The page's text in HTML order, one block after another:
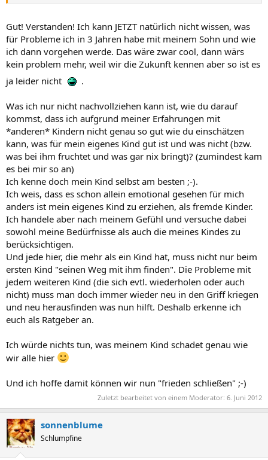
Gut! Verstanden! Ich kann JETZT natürlich nicht wissen, was
für Probleme ich in 3 Jahren habe mit meinem Sohn und wie
ich dann vorgehen werde. Das wäre zwar cool, dann wärs
kein problem mehr, weil wir die Zukunft kennen aber so ist es
ja leider nicht
.
Was ich nur nicht nachvollziehen kann ist, wie du darauf
kommst, dass ich aufgrund meiner Erfahrungen mit
*anderen* Kindern nicht genau so gut wie du einschätzen
kann, was für mein eigenes Kind gut ist und was nicht (bzw.
was bei ihm fruchtet und was gar nix bringt)? (zumindest kam
es bei mir so an)
Ich kenne doch mein Kind selbst am besten ;-).
Ich weis, dass es schon allein emotional gesehen für mich
anders ist mein eigenes Kind zu erziehen, als fremde Kinder.
Ich handele aber nach meinem Gefühl und versuche dabei
sowohl meine Bedürfnisse als auch die meines Kindes zu
berücksichtigen.
Und jede hier, die mehr als ein Kind hat, muss nicht nur beim
ersten Kind "seinen Weg mit ihm finden". Die Probleme mit
jedem weiteren Kind (die sich evtl. wiederholen oder auch
nicht) muss man doch immer wieder neu in den Griff kriegen
und neu herausfinden was nun hilft. Deshalb erkenne ich
euch als Ratgeber an.
Ich würde nichts tun, was meinem Kind schadet genau wie
wir alle hier
Und ich hoffe damit können wir nun "frieden schließen" ;-)
Zuletzt bearbeitet von einem Moderator: 6. Juni 2012
sonnenblume
Schlumpfine